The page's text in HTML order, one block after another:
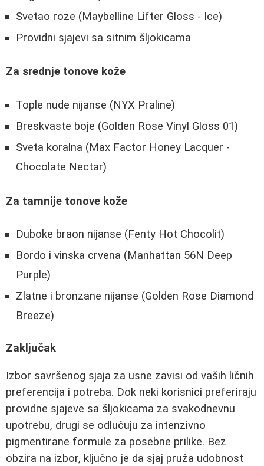
Svetao roze (Maybelline Lifter Gloss - Ice)
Providni sjajevi sa sitnim šljokicama
Za srednje tonove kože
Tople nude nijanse (NYX Praline)
Breskvaste boje (Golden Rose Vinyl Gloss 01)
Sveta koralna (Max Factor Honey Lacquer -
Chocolate Nectar)
Za tamnije tonove kože
Duboke braon nijanse (Fenty Hot Chocolit)
Bordo i vinska crvena (Manhattan 56N Deep
Purple)
Zlatne i bronzane nijanse (Golden Rose Diamond
Breeze)
Zaključak
Izbor savršenog sjaja za usne zavisi od vaših ličnih
preferencija i potreba. Dok neki korisnici preferiraju
providne sjajeve sa šljokicama za svakodnevnu
upotrebu, drugi se odlučuju za intenzivno
pigmentirane formule za posebne prilike. Bez
obzira na izbor, ključno je da sjaj pruža udobnost